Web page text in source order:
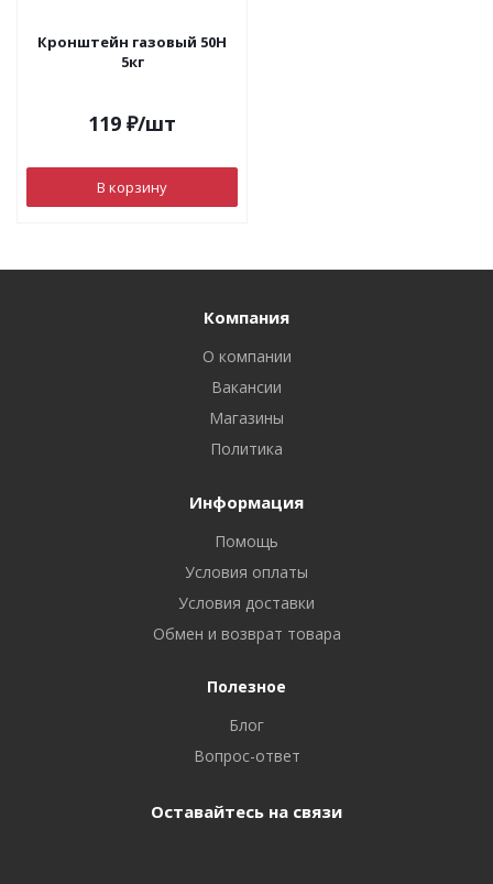
Кронштейн газовый 50Н
5кг
119 ₽/шт
В корзину
Компания
О компании
Вакансии
Магазины
Политика
Информация
Помощь
Условия оплаты
Условия доставки
Обмен и возврат товара
Полезное
Блог
Вопрос-ответ
Оставайтесь на связи